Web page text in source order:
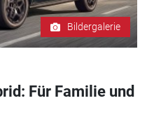
Bildergalerie
Für Familie und